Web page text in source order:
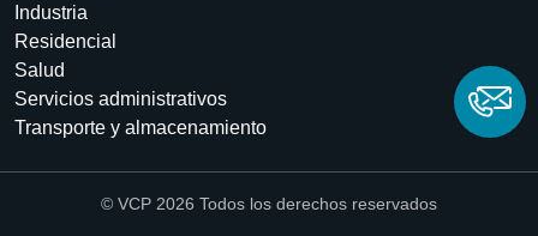
Industria
Residencial
Salud
Servicios administrativos
Transporte y almacenamiento
© VCP 2026 Todos los derechos reservados